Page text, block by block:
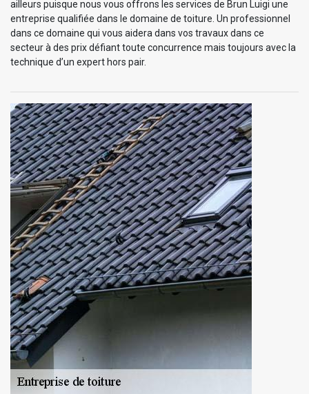
ailleurs puisque nous vous offrons les services de Brun Luigi une
entreprise qualifiée dans le domaine de toiture. Un professionnel
dans ce domaine qui vous aidera dans vos travaux dans ce
secteur à des prix défiant toute concurrence mais toujours avec la
technique d’un expert hors pair.